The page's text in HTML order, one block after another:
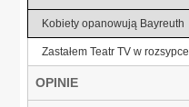
Kobiety opanowują Bayreuth
Zastałem Teatr TV w rozsypce
OPINIE